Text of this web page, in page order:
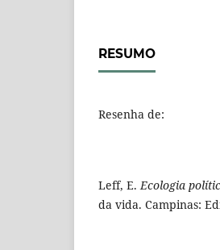
RESUMO
Resenha de:
Leff, E. Ecologia
da vida. Campinas: